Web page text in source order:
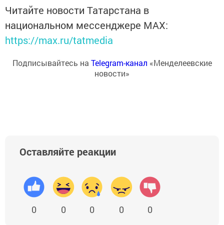
Читайте новости Татарстана в
национальном мессенджере MАХ:
https://max.ru/tatmedia
Подписывайтесь на Telegram-канал «Менделеевские
новости»
Оставляйте реакции
0 0 0 0 0